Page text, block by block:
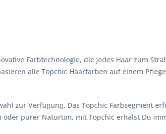
Farbtechnologie, die jedes Haar zum
alle Topchic Haarfarben auf einem
zur Verfügung. Das Topchic Farbsegment
purer Naturton, mit Topchic erhälst Du